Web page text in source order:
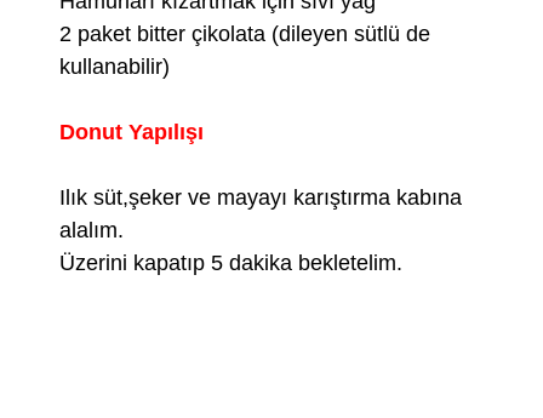
2 paket bitter çikolata (dileyen sütlü de
kullanabilir)
Donut Yapılışı
Ilık süt,şeker ve mayayı karıştırma kabına
alalım.
Üzerini kapatıp 5 dakika bekletelim.